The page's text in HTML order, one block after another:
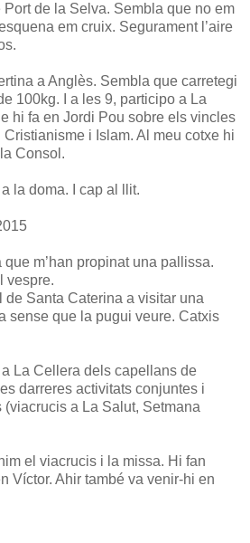
de la Selva. Sembla que no em
em cruix. Segurament l’aire
a Anglès. Sembla que carretegi
100kg. I a les 9, participo a La
hi fa en Jordi Pou sobre els vincles
i Islam. Al meu cotxe hi
Consol.
la doma. I cap al llit.
m’han propinat una pallissa.
vespre.
de Santa Caterina a visitar una
sense que la pugui veure. Catxis
La Cellera dels capellans de
darreres activitats conjuntes i
a La Salut, Setmana
el viacrucis i la missa. Hi fan
Víctor. Ahir també va venir-hi en